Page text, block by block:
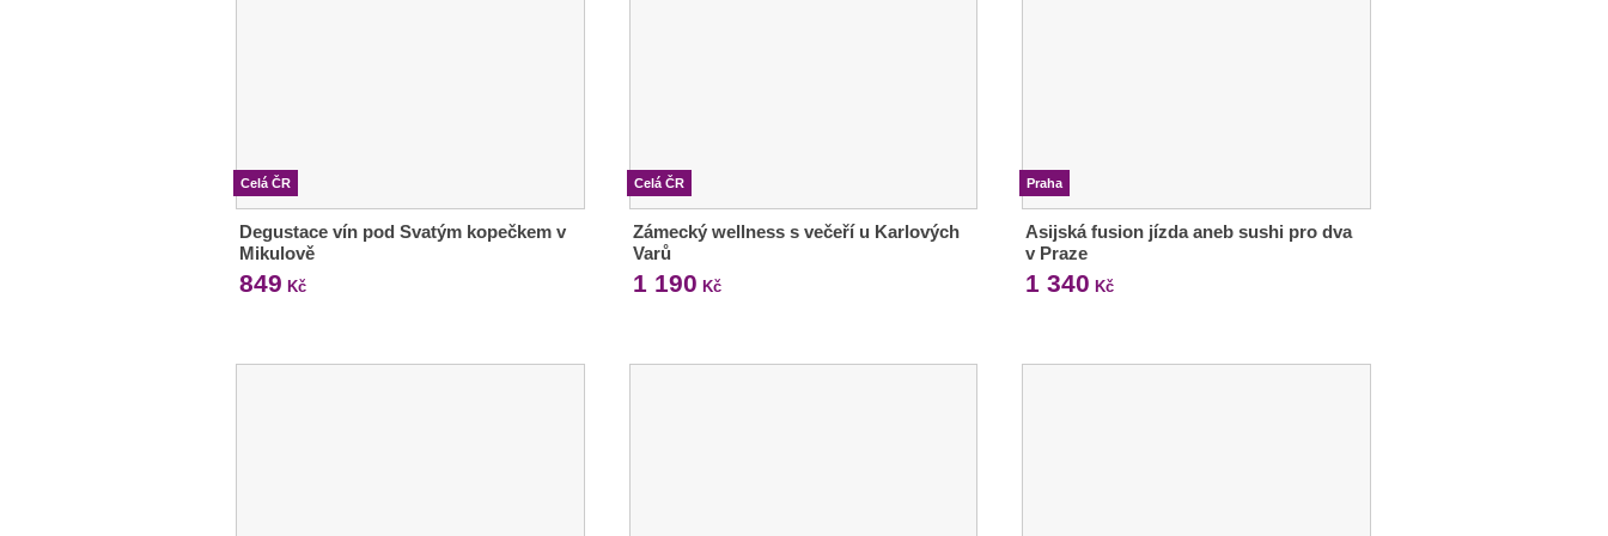
Celá ČR
Degustace vín pod Svatým kopečkem v
Mikulově
849 Kč
Celá ČR
Zámecký wellness s večeří u Karlových
Varů
1 190 Kč
Praha
Asijská fusion jízda aneb sushi pro dva
v Praze
1 340 Kč